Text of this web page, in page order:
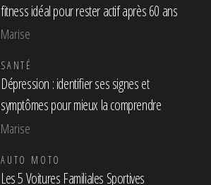
fitness idéal pour rester actif après 60 ans
Marise
SANTÉ
Dépression : identifier ses signes et
symptômes pour mieux la comprendre
Marise
AUTO MOTO
Les 5 Voitures Familiales Sportives